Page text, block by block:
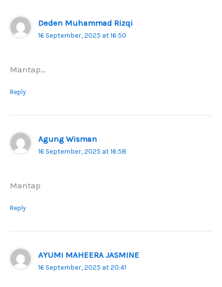
Deden Muhammad Rizqi
16 September, 2025 at 16:50
Mantap…
Reply
Agung Wisman
16 September, 2025 at 16:58
Mantap
Reply
AYUMI MAHEERA JASMINE
16 September, 2025 at 20:41